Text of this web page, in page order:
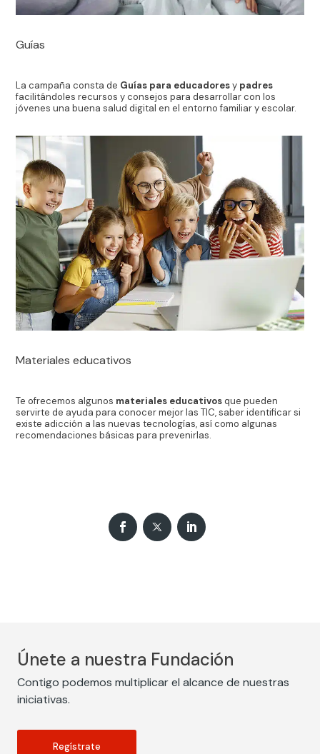
Guías
La campaña consta de Guías para educadoresy padres
facilitándoles recursos y consejos para desarrollar con los
jóvenes una buena salud digital en el entorno familiar y escolar.
Materiales educativos
Te ofrecemos algunos materiales educativosque pueden
servirte de ayuda para conocer mejor las TIC, saber identificar si
existe adicción a las nuevas tecnologías, así como algunas
recomendaciones básicas para prevenirlas.
Únete a nuestra Fundación
Contigo podemos multiplicar el alcance de nuestras
iniciativas.
Regístrate